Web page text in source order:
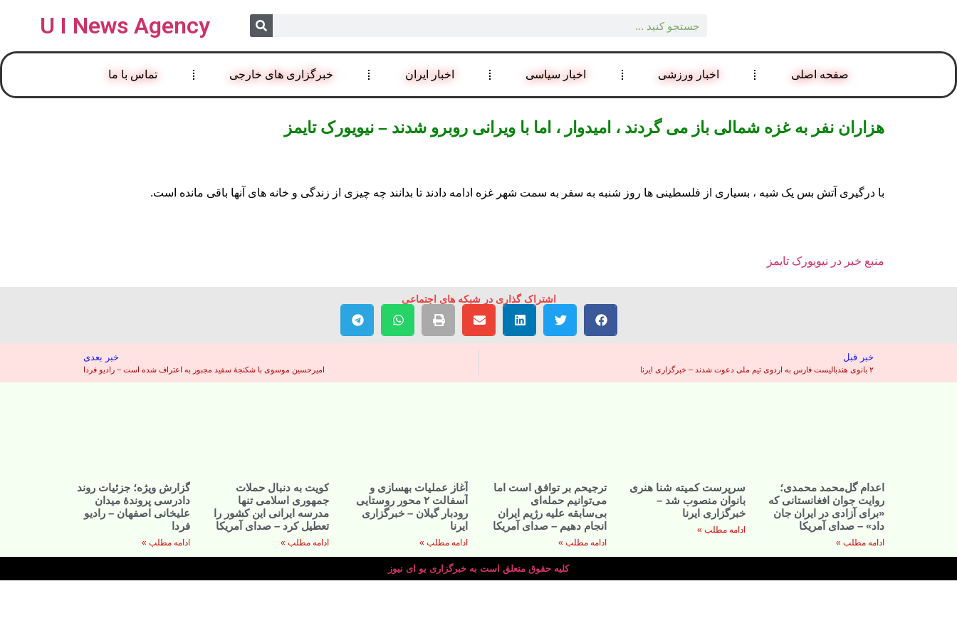
U I News Agency
صفحه اصلی اخبار ورزشی اخبار سیاسی اخبار ایران خبرگزاری های خارجی تماس با ما
هزاران نفر به غزه شمالی باز می گردند ، امیدوار ، اما با ویرانی روبرو شدند – نیویورک تایمز
با درگیری آتش بس یک شبه ، بسیاری از فلسطینی ها روز شنبه به سفر به سمت شهر غزه ادامه دادند تا بدانند چه چیزی از زندگی و خانه های آنها باقی مانده است.
منبع خبر در نیویورک تایمز
اشتراک گذاری در شبکه های اجتماعی
خبر قبل
۲ بانوی هندبالیست فارس به اردوی تیم ملی دعوت شدند – خبرگزاری ایرنا
خبر بعدی
امیرحسین موسوی با شکنجۀ سفید مجبور به اعتراف شده است – رادیو فردا
اعدام گل‌محمد محمدی؛
روایت جوان افغانستانی که
«برای آزادی در ایران جان
داد» – صدای آمریکا
ادامه مطلب »
سرپرست کمیته شنا هنری
بانوان منصوب شد –
خبرگزاری ایرنا
ادامه مطلب »
ترجیحم بر توافق است اما
می‌توانیم حمله‌ای
بی‌سابقه علیه رژیم ایران
انجام دهیم – صدای آمریکا
ادامه مطلب »
آغاز عملیات بهسازی و
آسفالت ۲ محور روستایی
رودبار گیلان – خبرگزاری
ایرنا
ادامه مطلب »
کویت به دنبال حملات
جمهوری اسلامی تنها
مدرسه ایرانی این کشور را
تعطیل کرد – صدای آمریکا
ادامه مطلب »
گزارش ویژه؛ جزئیات روند
دادرسی پروندهٔ میدان
علیخانی اصفهان – رادیو
فردا
ادامه مطلب »
کلیه حقوق متعلق است به خبرگزاری یو ای نیوز